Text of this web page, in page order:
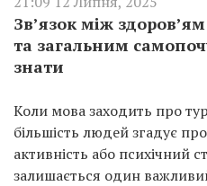
Зв’язок між
та загальним
знати
Коли мова заходить про
більшість людей згадує
активність або психічний
залишається один